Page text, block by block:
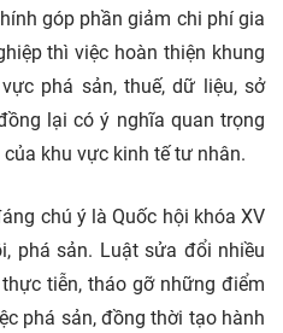
góp phần giảm chi phí gia
thì việc hoàn thiện khung
phá sản, thuế, dữ liệu, sở
lại có ý nghĩa quan trọng
khu vực kinh tế tư nhân.
chú ý là Quốc hội khóa XV
phá sản. Luật sửa đổi nhiều
tiễn, tháo gỡ những điểm
phá sản, đồng thời tạo hành